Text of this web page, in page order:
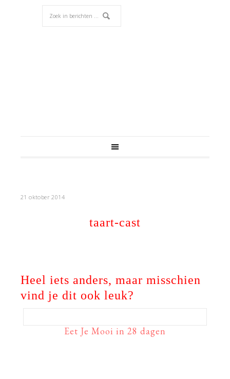
21 oktober 2014
taart-cast
Heel iets anders, maar misschien
vind je dit ook leuk?
Eet Je Mooi in 28 dagen